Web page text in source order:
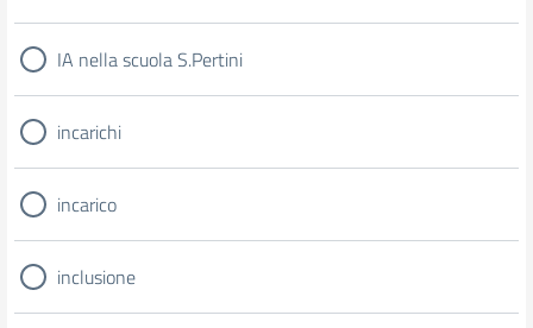
IA nella scuola S.Pertini
incarichi
incarico
inclusione